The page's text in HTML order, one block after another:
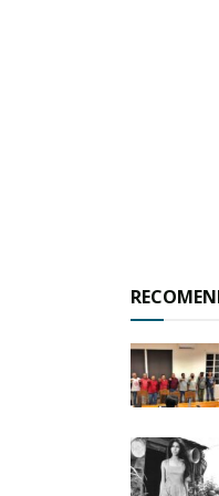
En estos dos años,
equipamiento con
impulsado la
turística y grupos
Además, anunció la